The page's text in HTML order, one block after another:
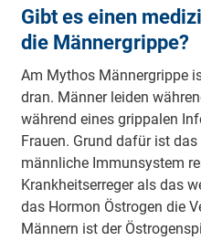
Gibt es einen
die Männergrippe?
Am Mythos Männergrippe
dran. Männer leiden
während eines grippalen
Frauen. Grund dafür ist
männliche Immunsystem
Krankheitserreger als das
das Hormon Östrogen die
Männern ist der